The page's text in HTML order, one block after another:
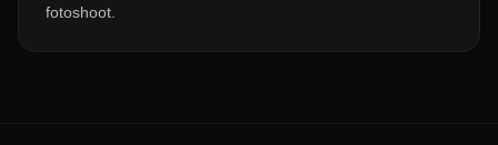
fotoshoot.